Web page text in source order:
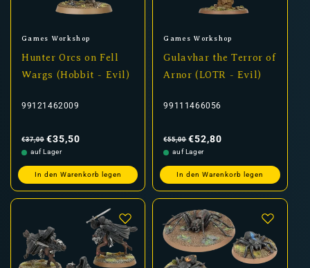
Anbieter:
Games Workshop
Hunter Orcs on Fell
Wargs (Hobbit - Evil)
99121462009
Preis
€37,00 €35,50
auf Lager
In den Warenkorb legen
Anbieter:
Games Workshop
Gulavhar the Terror of
Arnor (LOTR - Evil)
99111466056
Preis
€55,00 €52,80
auf Lager
In den Warenkorb legen